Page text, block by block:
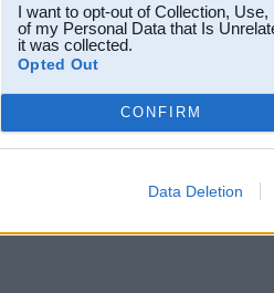
I want to opt-out of Collection,
of my Personal Data that Is
it was collected.
Opted Out
CONFIRM
Data Deletion